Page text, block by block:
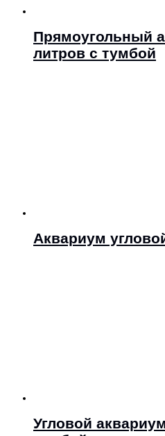
Прямоугольный
литров с тумбой
Аквариум
Угловой